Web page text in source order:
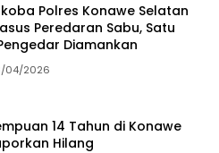
Polres Konawe Selatan
Peredaran Sabu, Satu
Diamankan
04/2026
14 Tahun di Konawe
Hilang